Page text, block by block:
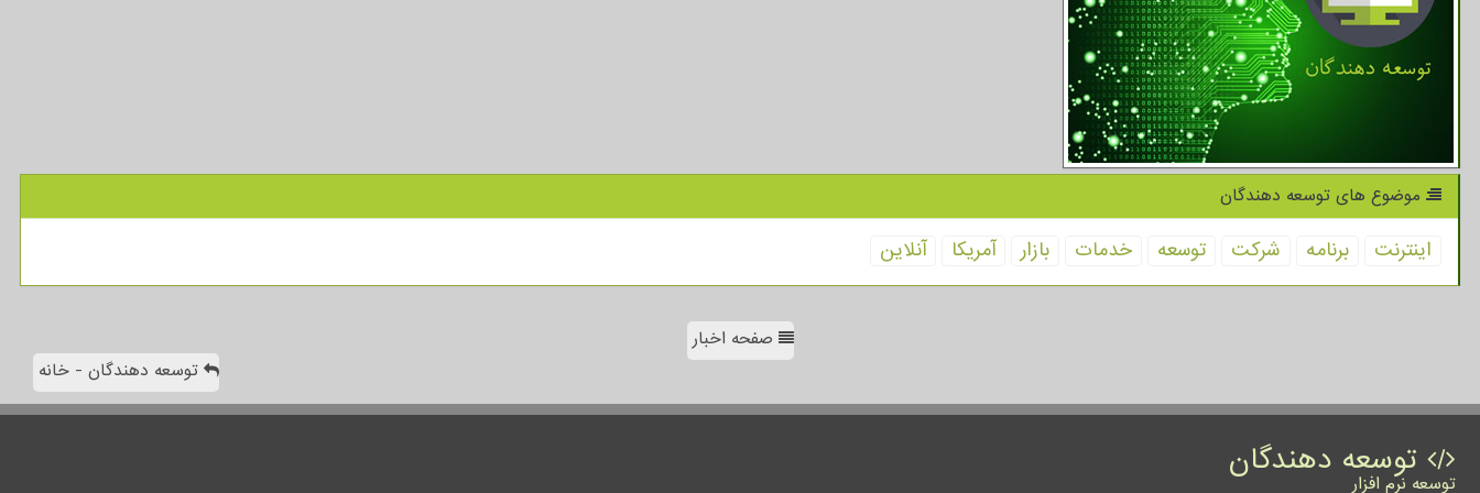
موضوع های توسعه دهندگان
اینترنت برنامه شركت توسعه خدمات بازار آمریكا آنلاین
صفحه اخبار
توسعه دهندگان - خانه
توسعه دهندگان
توسعه نرم افزار